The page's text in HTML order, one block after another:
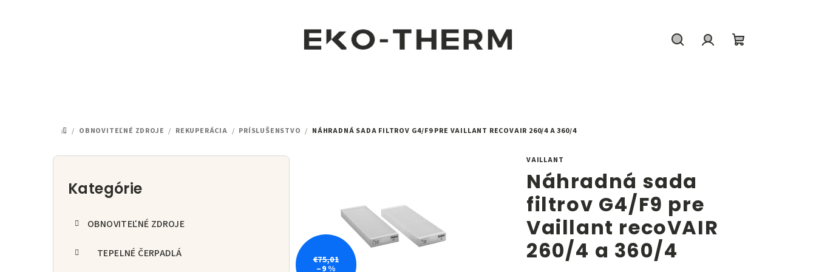
DOMOV
/ OBNOVITEĽNÉ ZDROJE / REKUPERÁCIA / PRÍSLUŠENSTVO / NÁHRADNÁ SADA FILTROV G4/F9 PRE VAILLANT RECOVAIR 260/4 A 360/4
B
Preskočiť
kategórie
Kategórie
OBNOVITEĽNÉ ZDROJE
TEPELNÉ ČERPADLÁ
VAILLANT
Náhradná sada
filtrov G4/F9 pre
Vaillant recoVAIR
260/4 a 360/4
€75,01
–9 %